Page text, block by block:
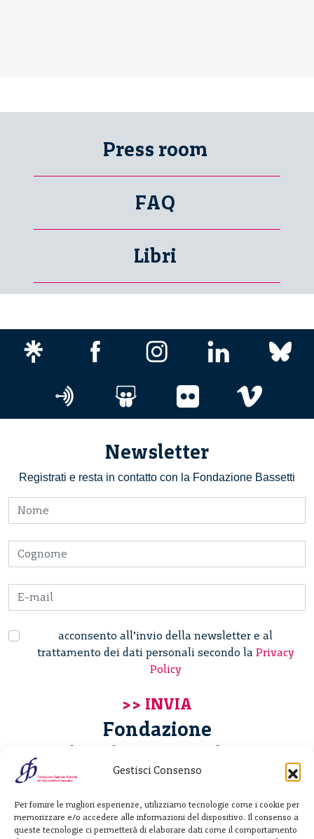
Gestisci Consenso
Per fornire le migliori esperienze, utilizziamo tecnologie come i cookie per
memorizzare e/o accedere alle informazioni del dispositivo. Il consenso a
queste tecnologie ci permetterà di elaborare dati come il comportamento
Press room
FAQ
Libri
Newsletter
Registrati e resta in contatto con la Fondazione Bassetti
acconsento all’invio della newsletter e al
trattamento dei dati personali secondo la Privacy
Policy
Fondazione
Giannino Bassetti ETS
20122 Milano - Italia
T. +39 02 781933